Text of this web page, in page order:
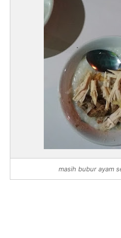
masih bubur ayam